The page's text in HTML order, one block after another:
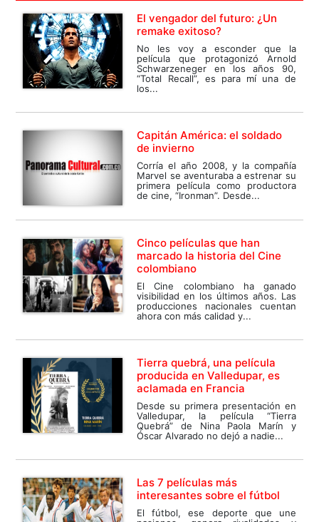
El vengador del futuro: ¿Un
remake exitoso?
No les voy a esconder que la
película que protagonizó Arnold
Schwarzeneger en los años 90,
“Total Recall”, es para mí una de
los...
Capitán América: el soldado
de invierno
Corría el año 2008, y la compañía
Marvel se aventuraba a estrenar su
primera película como productora
de cine, “Ironman”. Desde...
Cinco películas que han
marcado la historia del Cine
colombiano
El Cine colombiano ha ganado
visibilidad en los últimos años. Las
producciones nacionales cuentan
ahora con más calidad y...
Tierra quebrá, una película
producida en Valledupar, es
aclamada en Francia
Desde su primera presentación en
Valledupar, la película “Tierra
Quebrá” de Nina Paola Marín y
Óscar Alvarado no dejó a nadie...
Las 7 películas más
interesantes sobre el fútbol
El fútbol, ese deporte que une